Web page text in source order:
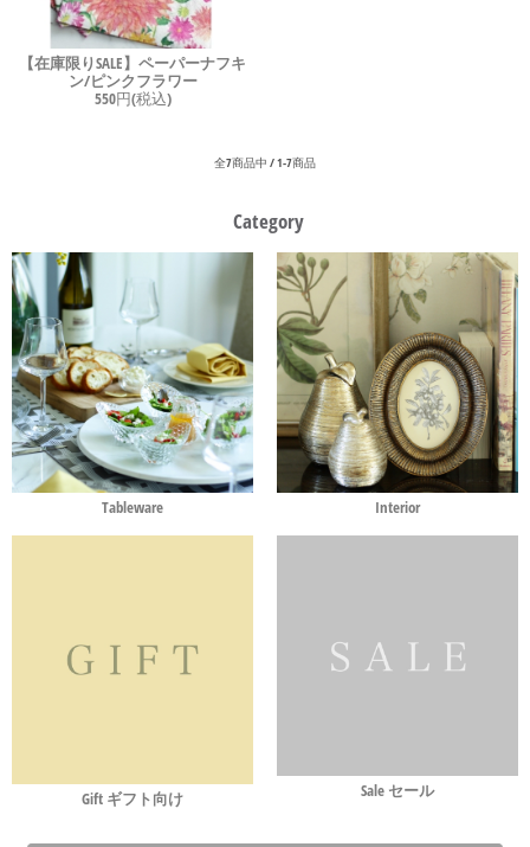
【在庫限りSALE】ペーパーナフキ
ン/ピンクフラワー
550円(税込)
全7商品中 / 1-7商品
Category
Tableware Interior
Gift ギフト向け Sale セール